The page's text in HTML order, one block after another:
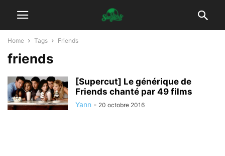
Home Tags Friends
friends
[Supercut] Le générique de
Friends chanté par 49 films
Yann - 20 octobre 2016